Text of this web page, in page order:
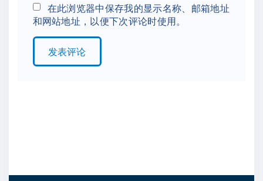
*
a
i
l
在此浏览器中保存我的显示名称、邮箱地址
和网站地址，以便下次评论时使用。